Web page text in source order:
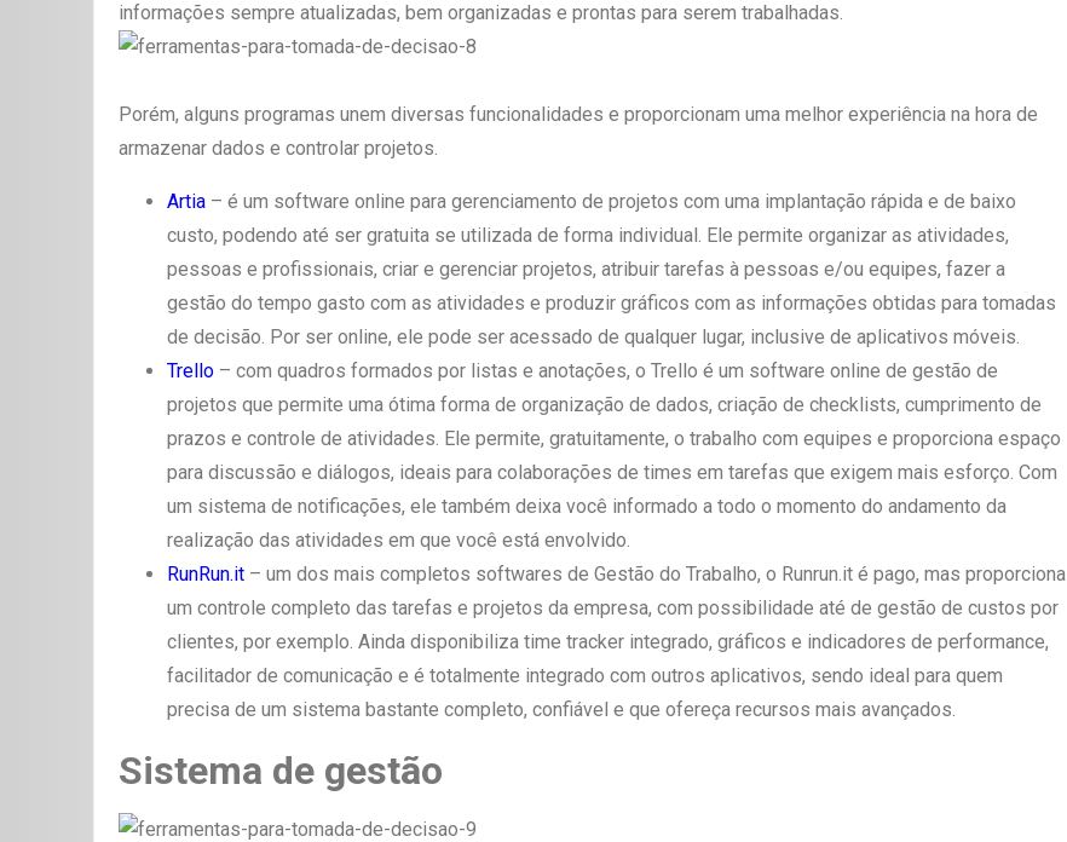
informações sempre atualizadas, bem organizadas e prontas para serem trabalhadas.
Porém, alguns programas unem diversas funcionalidades e proporcionam uma melhor experiência na hora de
armazenar dados e controlar projetos.
Artia – é um software online para gerenciamento de projetos com uma implantação rápida e de baixo
custo, podendo até ser gratuita se utilizada de forma individual. Ele permite organizar as atividades,
pessoas e profissionais, criar e gerenciar projetos, atribuir tarefas à pessoas e/ou equipes, fazer a
gestão do tempo gasto com as atividades e produzir gráficos com as informações obtidas para tomadas
de decisão. Por ser online, ele pode ser acessado de qualquer lugar, inclusive de aplicativos móveis.
Trello – com quadros formados por listas e anotações, o Trello é um software online de gestão de
projetos que permite uma ótima forma de organização de dados, criação de checklists, cumprimento de
prazos e controle de atividades. Ele permite, gratuitamente, o trabalho com equipes e proporciona espaço
para discussão e diálogos, ideais para colaborações de times em tarefas que exigem mais esforço. Com
um sistema de notificações, ele também deixa você informado a todo o momento do andamento da
realização das atividades em que você está envolvido.
RunRun.it – um dos mais completos softwares de Gestão do Trabalho, o Runrun.it é pago, mas proporciona
um controle completo das tarefas e projetos da empresa, com possibilidade até de gestão de custos por
clientes, por exemplo. Ainda disponibiliza time tracker integrado, gráficos e indicadores de performance,
facilitador de comunicação e é totalmente integrado com outros aplicativos, sendo ideal para quem
precisa de um sistema bastante completo, confiável e que ofereça recursos mais avançados.
Sistema de gestão